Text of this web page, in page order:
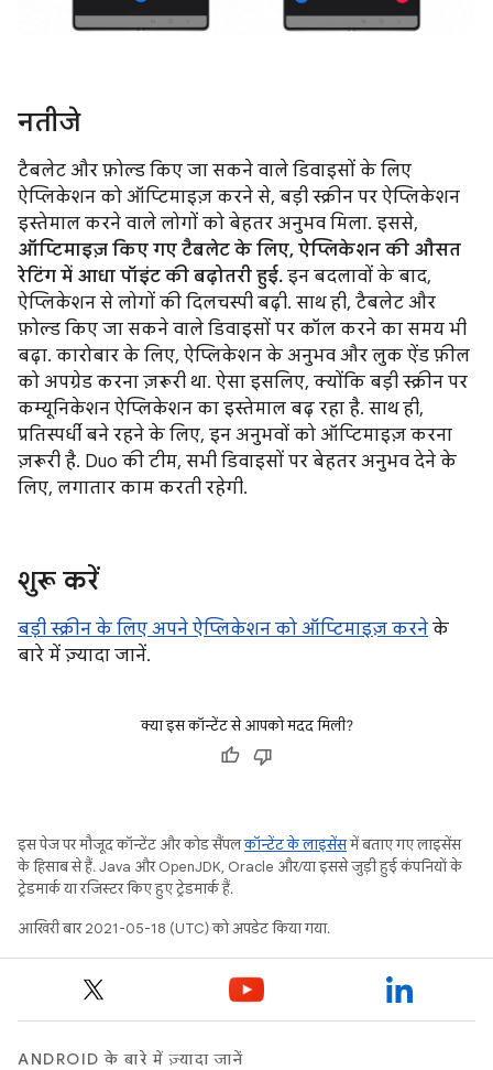
नतीजे
टैबलेट और फ़ोल्ड किए जा सकने वाले डिवाइसों के लिए
ऐप्लिकेशन को ऑप्टिमाइज़ करने से, बड़ी स्क्रीन पर ऐप्लिकेशन
इस्तेमाल करने वाले लोगों को बेहतर अनुभव मिला. इससे,
ऑप्टिमाइज़ किए गए टैबलेट के लिए, ऐप्लिकेशन की औसत
रेटिंग में आधा पॉइंट की बढ़ोतरी हुई. इन बदलावों के बाद,
ऐप्लिकेशन से लोगों की दिलचस्पी बढ़ी. साथ ही, टैबलेट और
फ़ोल्ड किए जा सकने वाले डिवाइसों पर कॉल करने का समय भी
बढ़ा. कारोबार के लिए, ऐप्लिकेशन के अनुभव और लुक ऐंड फ़ील
को अपग्रेड करना ज़रूरी था. ऐसा इसलिए, क्योंकि बड़ी स्क्रीन पर
कम्यूनिकेशन ऐप्लिकेशन का इस्तेमाल बढ़ रहा है. साथ ही,
प्रतिस्पर्धी बने रहने के लिए, इन अनुभवों को ऑप्टिमाइज़ करना
ज़रूरी है. Duo की टीम, सभी डिवाइसों पर बेहतर अनुभव देने के
लिए, लगातार काम करती रहेगी.
शुरू करें
बड़ी स्क्रीन के लिए अपने ऐप्लिकेशन को ऑप्टिमाइज़ करने के
बारे में ज़्यादा जानें.
क्या इस कॉन्टेंट से आपको मदद मिली?
इस पेज पर मौजूद कॉन्टेंट और कोड सैंपलकॉन्टेंट के लाइसेंसमें बताए गए लाइसेंस
के हिसाब से हैं. Java और OpenJDK, Oracle और/या इससे जुड़ी हुई कंपनियों के
ट्रेडमार्क या रजिस्टर किए हुए ट्रेडमार्क हैं.
आखिरी बार 2021-05-18 (UTC) को अपडेट किया गया.
ANDROID के बारे में ज़्यादा जानें